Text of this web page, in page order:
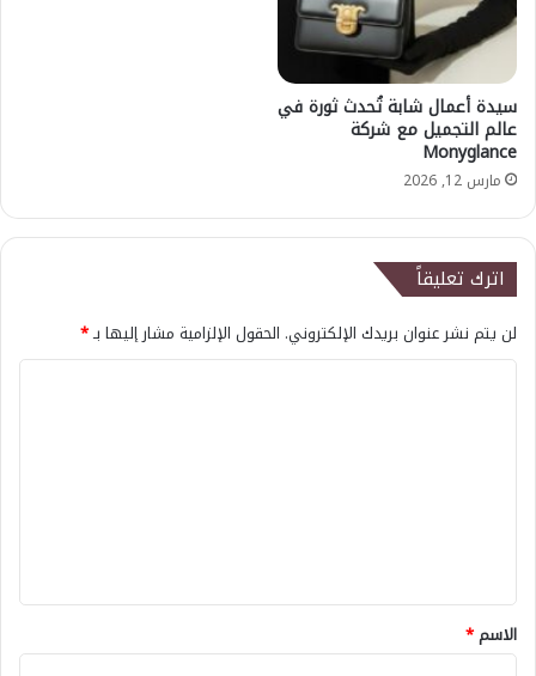
سيدة أعمال شابة تُحدث ثورة في
عالم التجميل مع شركة
Monyglance
مارس 12, 2026
اترك تعليقاً
لن يتم نشر عنوان بريدك الإلكتروني. الحقول الإلزامية مشار إليها بـ*
*
الاسم*